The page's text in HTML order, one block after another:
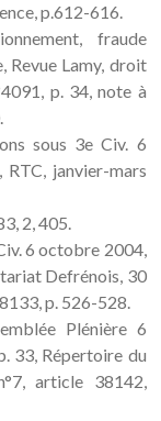
p.612-616.
fraude
Revue Lamy, droit
p. 34, note à
sous 3e Civ. 6
janvier-mars
2, 405.
6 octobre 2004,
Defrénois, 30
p. 526-528.
Plénière 6
33, Répertoire du
article 38142,